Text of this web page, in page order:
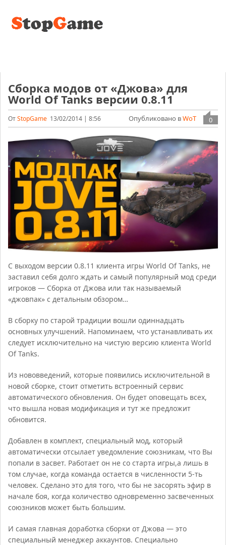
Сборка модов от «Джова» для
World Of Tanks версии 0.8.11
ОтStopGame 13/02/2014 | 8:56 0
Опубликовано вWoT
С выходом версии 0.8.11 клиента игры World Of Tanks, не
заставил себя долго ждать и самый популярный мод среди
игроков — Сборка от Джова или так называемый
«джовпак» с детальным обзором…
В сборку по старой традиции вошли одиннадцать
основных улучшений. Напоминаем, что устанавливать их
следует исключительно на чистую версию клиента World
Of Tanks.
Из нововведений, которые появились исключительной в
новой сборке, стоит отметить встроенный сервис
автоматического обновления. Он будет оповещать всех,
что вышла новая модификация и тут же предложит
обновится.
Добавлен в комплект, специальный мод, который
автоматически отсылает уведомление союзникам, что Вы
попали в засвет. Работает он не со старта игры,а лишь в
том случае, когда команда остается в численности 5-ть
человек. Сделано это для того, что бы не засорять эфир в
начале боя, когда количество одновременно засвеченных
союзников может быть большим.
И самая главная доработка сборки от Джова — это
специальный менеджер аккаунтов. Специально